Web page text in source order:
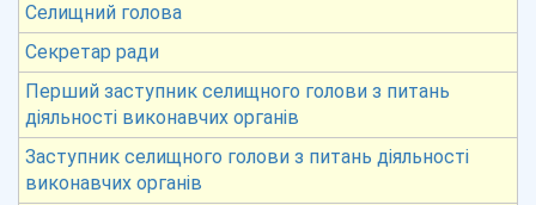
Селищний голова
Секретар ради
Перший заступник селищного голови з питань
діяльності виконавчих органів
Заступник селищного голови з питань діяльності
виконавчих органів